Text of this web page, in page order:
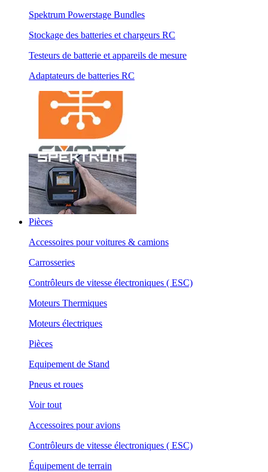
Spektrum Powerstage Bundles
Stockage des batteries et chargeurs RC
Testeurs de batterie et appareils de mesure
Adaptateurs de batteries RC
Pièces
Accessoires pour voitures & camions
Carrosseries
Contrôleurs de vitesse électroniques ( ESC)
Moteurs Thermiques
Moteurs électriques
Pièces
Equipement de Stand
Pneus et roues
Voir tout
Accessoires pour avions
Contrôleurs de vitesse électroniques ( ESC)
Équipement de terrain